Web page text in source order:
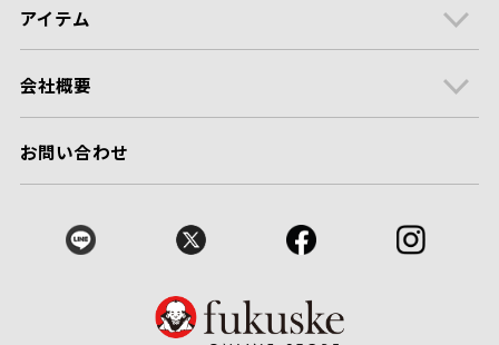
アイテム
会社概要
お問い合わせ